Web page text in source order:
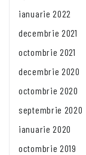
ianuarie 2022
decembrie 2021
octombrie 2021
decembrie 2020
octombrie 2020
septembrie 2020
ianuarie 2020
octombrie 2019